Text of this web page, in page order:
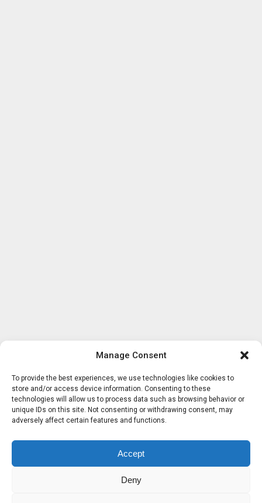
Manage Consent
To provide the best experiences, we use technologies like cookies to
store and/or access device information. Consenting to these
technologies will allow us to process data such as browsing behavior or
unique IDs on this site. Not consenting or withdrawing consent, may
adversely affect certain features and functions.
Accept
Deny